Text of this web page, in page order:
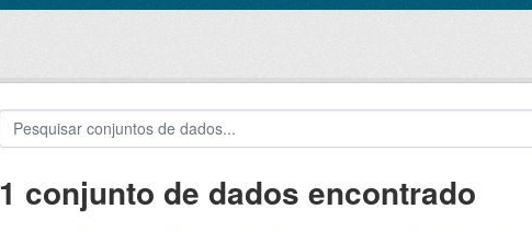
1 conjunto de dados encontrado